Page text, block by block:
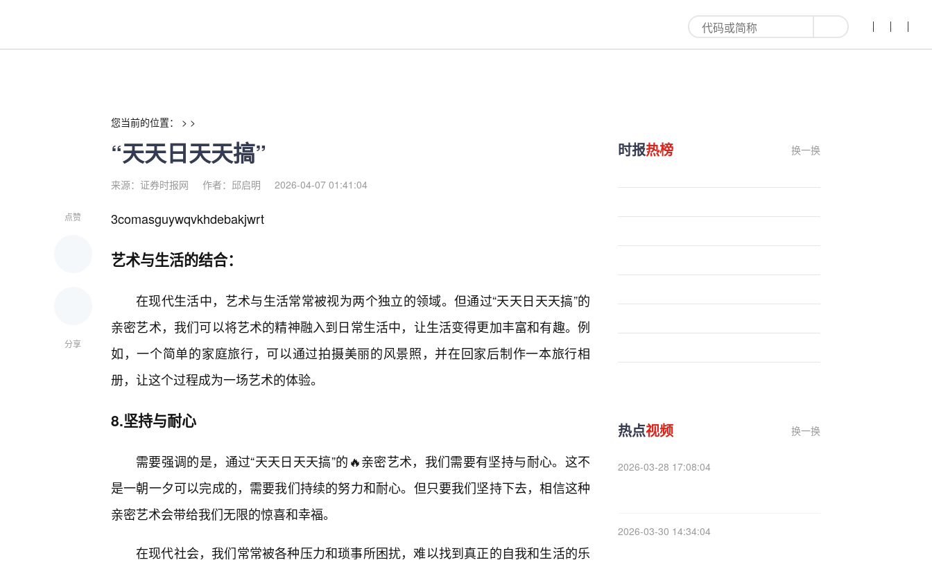
您当前的位置： > >
“天天日天天搞”
来源：证券时报网 作者：邱启明 2026-04-07 01:41:04
点赞
分享
3comasguywqvkhdebakjwrt
艺术与生活的结合：
在现代生活中，艺术与生活常常被视为两个独立的领域。但通过“天天日天天搞”的
亲密艺术，我们可以将艺术的精神融入到日常生活中，让生活变得更加丰富和有趣。例
如，一个简单的家庭旅行，可以通过拍摄美丽的风景照，并在回家后制作一本旅行相
册，让这个过程成为一场艺术的体验。
8.坚持与耐心
需要强调的是，通过“天天日天天搞”的🔥亲密艺术，我们需要有坚持与耐心。这不
是一朝一夕可以完成的，需要我们持续的努力和耐心。但只要我们坚持下去，相信这种
亲密艺术会带给我们无限的惊喜和幸福。
在现代社会，我们常常被各种压力和琐事所困扰，难以找到真正的自我和生活的乐
时报热榜 换一换
热点视频 换一换
2026-03-28 17:08:04
2026-03-30 14:34:04